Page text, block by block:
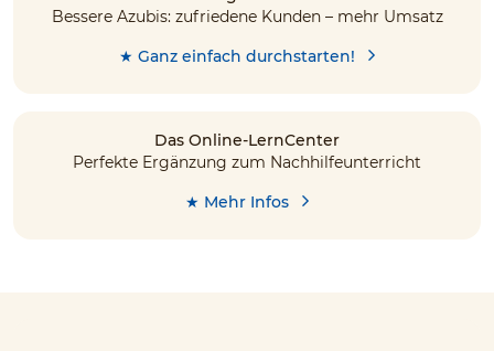
Bessere Azubis: zufriedene Kunden – mehr Umsatz
★ Ganz einfach durchstarten!
Das Online-LernCenter
Perfekte Ergänzung zum Nachhilfeunterricht
★ Mehr Infos